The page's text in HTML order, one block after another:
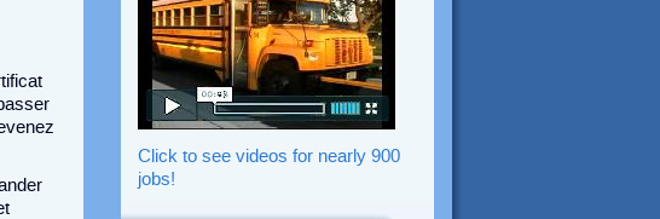
Click to see videos for nearly 900
jobs!